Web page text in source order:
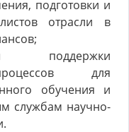
подготовки и
отрасли в
поддержки
для
обучения и
службам научно-